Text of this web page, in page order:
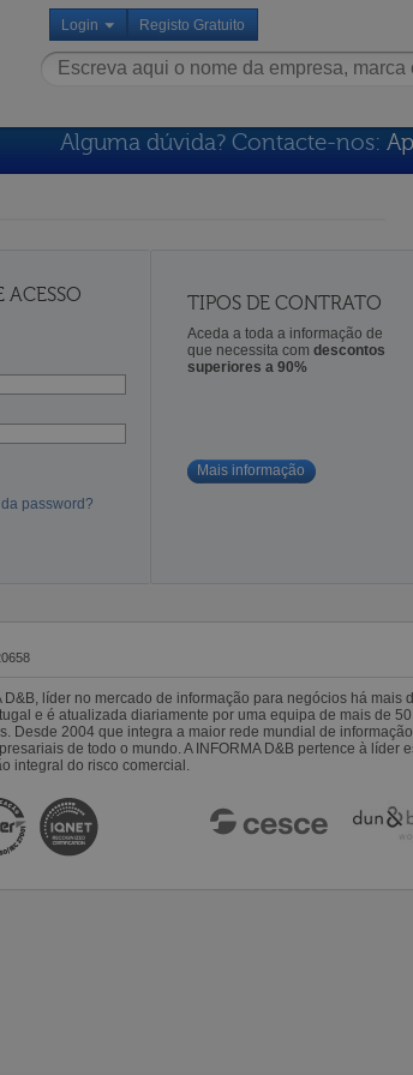
Login Registo Gratuito
Alguma dúvida? Contacte-nos:
ACESSO
password?
TIPOS DE CONTRATO
Aceda a toda a informação de
que necessita comdescontos
superiores a 90%
Mais informação
líder no mercado de informação para negócios há mais
e é atualizada diariamente por uma equipa de mais de
Desde 2004 que integra a maior rede mundial de
de todo o mundo. A INFORMA D&B pertence à líder
integral do risco comercial.